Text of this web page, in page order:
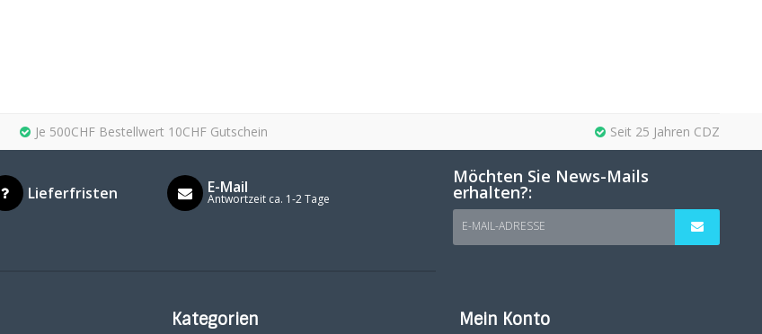
Je 500CHF Bestellwert 10CHF Gutschein Seit 25 Jahren CDZ
Lieferfristen E-Mail
Antwortzeit ca. 1-2 Tage
Möchten Sie News-Mails
erhalten?:
E-MAIL-ADRESSE
Kategorien Mein Konto